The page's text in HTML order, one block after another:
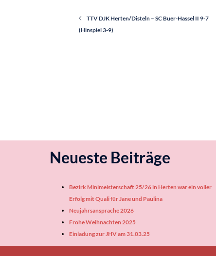
Beitragsnavigation
TTV DJK Herten/Disteln – SC Buer-Hassel II 9-7
(Hinspiel 3-9)
Neueste Beiträge
Bezirk Minimeisterschaft 25/26 in Herten war ein voller
Erfolg mit Quali für Jane und Paulina
Neujahrsansprache 2026
Frohe Weihnachten 2025
Einladung zur JHV am 31.03.25